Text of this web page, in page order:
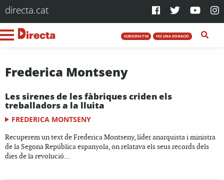
directa.cat
SUBSCRIU-T'HI FES UNA DONACIÓ
Frederica Montseny
Les sirenes de les fàbriques criden els
treballadors a la lluita
FREDERICA MONTSENY
Recuperem un text de Frederica Montseny, líder anarquista i ministra
de la Segona República espanyola, on relatava els seus records dels
dies de la revolució...